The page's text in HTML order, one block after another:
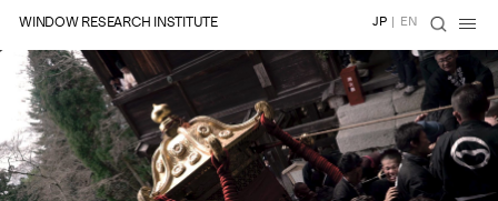
WINDOW RESEARCH INSTITUTE JP | EN